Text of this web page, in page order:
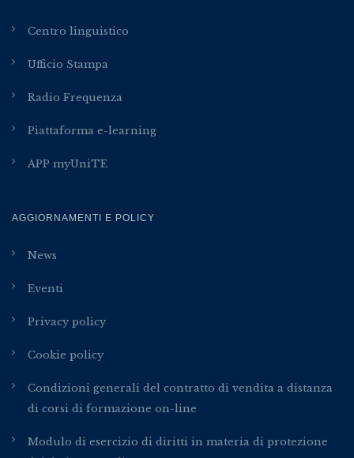
Centro linguistico
Ufficio Stampa
Radio Frequenza
Piattaforma e-learning
APP myUniTE
AGGIORNAMENTI E POLICY
News
Eventi
Privacy policy
Cookie policy
Condizioni generali del contratto di vendita a distanza
di corsi di formazione on-line
Modulo di esercizio di diritti in materia di protezione